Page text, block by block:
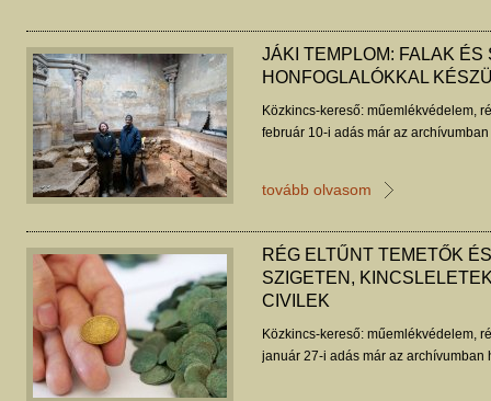
JÁKI TEMPLOM: FALAK ÉS
HONFOGLALÓKKAL
Közkincs-kereső: műemlékvédelem,
február 10-i adás már az
tovább olvasom
RÉG ELTŰNT TEMETŐK
SZIGETEN,
CIVILEK
Közkincs-kereső: műemlékvédelem,
január 27-i adás már az archívumban